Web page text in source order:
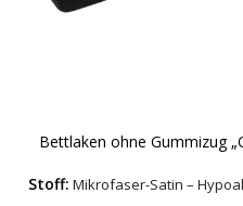
Bettlaken ohne Gummizug
Stoff: Mikrofaser-Satin –